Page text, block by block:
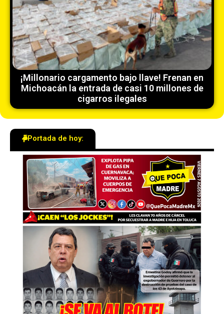
¡Millonario cargamento bajo llave! Frenan en
Michoacán la entrada de casi 10 millones de
cigarros ilegales
Portada de hoy: